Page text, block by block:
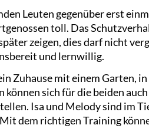
Leuten gegenüber erst
toll. Das
zeigen, dies darf nicht
und lernwillig.
Zuhause mit einem Garten,
sich für die beiden
Isa und Melody sind im
dem richtigen Training